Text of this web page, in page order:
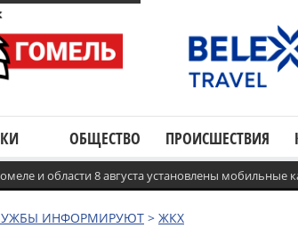
ОБЩЕСТВО ПРОИСШЕСТВИЯ
и области 8 августа установлены мобильные
ИНФОРМИРУЮТ > ЖКХ